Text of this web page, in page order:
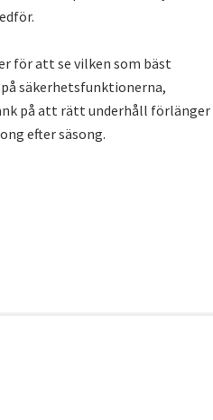
för att se vilken som bäst
säkerhetsfunktionerna,
på att rätt underhåll förlänger
efter säsong.